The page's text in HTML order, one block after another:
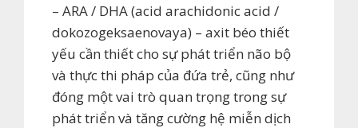
– ARA / DHA (acid arachidonic acid /
dokozogeksaenovaya) – axit béo thiết
yếu cần thiết cho sự phát triển não bộ
và thực thi pháp của đứa trẻ, cũng như
đóng một vai trò quan trọng trong sự
phát triển và tăng cường hệ miễn dịch